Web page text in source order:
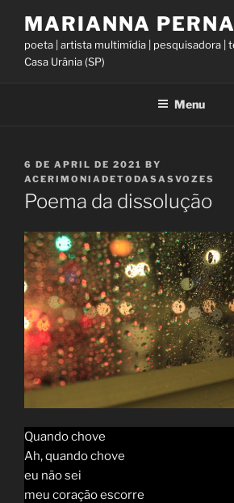
content
MARIANNA PERNA
poeta | artista multimídia | pesquisadora |
Casa Urânia (SP)
Menu
POSTED
ON
6 DE APRIL DE 2021 BY
ACERIMONIADETODASASVOZES
Poema da dissolução
Quando chove
Ah, quando chove
eu não sei
meu coração escorre